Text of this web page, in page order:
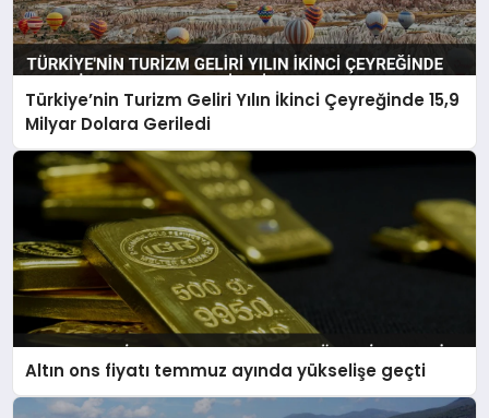
Türkiye’nin Turizm Geliri Yılın İkinci Çeyreğinde 15,9
Milyar Dolara Geriledi
Altın ons fiyatı temmuz ayında yükselişe geçti